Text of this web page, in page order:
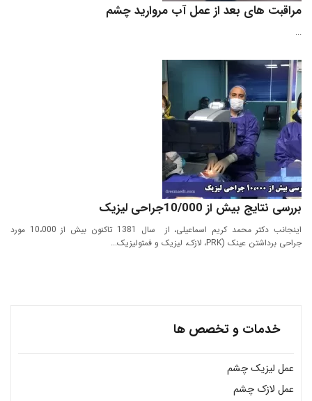
مراقبت‌ های بعد از عمل آب مروارید چشم
...
بررسی نتایج بیش از 10/000جراحی لیزیک
اینجانب دکتر محمد کریم اسماعیلی، از سال 1381 تاکنون بیش از 10،000 مورد
جراحی برداشتن عینک (PRK، لازک، لیزیک و فمتولیزیک...
خدمات و تخصص ها
عمل لیزیک چشم
عمل لازک چشم